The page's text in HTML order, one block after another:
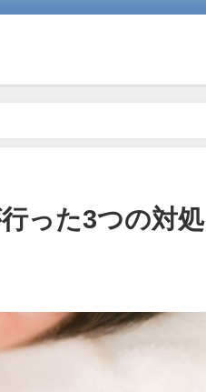
った3つの対処